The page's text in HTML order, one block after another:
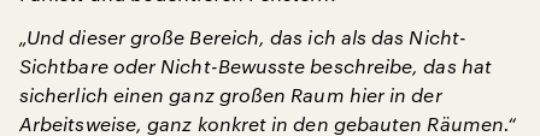
„Und dieser große Bereich, das ich als das Nicht-
Sichtbare oder Nicht-Bewusste beschreibe, das hat
sicherlich einen ganz großen Raum hier in der
Arbeitsweise, ganz konkret in den gebauten Räumen.“